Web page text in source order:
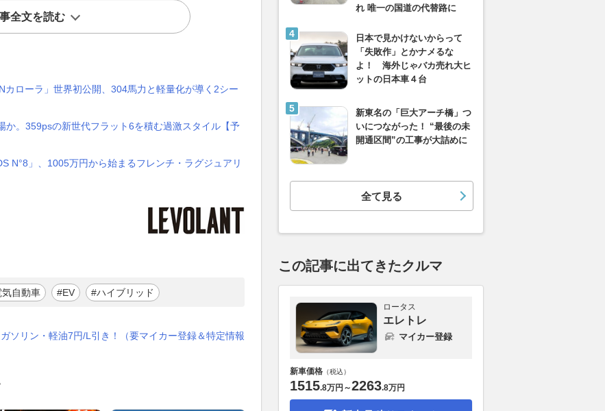
全文を読む
ローラ」世界初公開、304馬力と軽量化が導く2シー
か。359psの新世代フラット6を積む過激スタイル【予
N°8」、1005万円から始まるフレンチ・ラグジュアリ
気自動車 #EV #ハイブリッド
ソリン・軽油7円/L引き！（要マイカー登録＆特定情報
れ 唯一の国道の代替路に
日本で見かけないからって
「失敗作」とかナメるな
よ！ 海外じゃバカ売れ大ヒ
ットの日本車４台
新東名の「巨大アーチ橋」つ
いにつながった！ “最後の未
開通区間”の工事が大詰めに
全て見る
この記事に出てきたクルマ
ロータス
エレトレ
マイカー登録
新車価格 （税込）
1515.8万円 ～2263.8万円